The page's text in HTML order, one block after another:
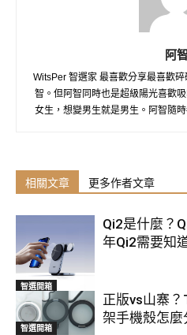
阿智
WitsPer 智選家 最喜歡分享最喜歡
智。但阿智同時也是超級陽光喜歡
女生，想變男生就是男生。阿智隨
相關文章 更多作者文章
智選開箱
Qi2是什麼？
年Qi2需要知
智選開箱
正版vs山寨？
架手機殼怎麼